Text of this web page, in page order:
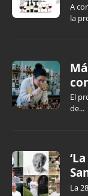
A
la
El
de...
La